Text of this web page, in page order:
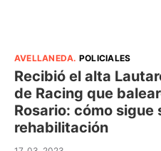
AVELLANEDA. POLICIALES
Recibió el alta
de Racing que
Rosario: cómo sigue
rehabilitación